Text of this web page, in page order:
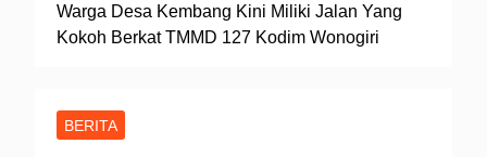
Warga Desa Kembang Kini Miliki Jalan Yang
Kokoh Berkat TMMD 127 Kodim Wonogiri
BERITA